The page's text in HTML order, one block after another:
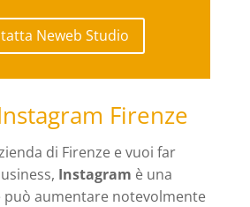
Neweb Studio
Firenze
di Firenze e vuoi far
Instagram è una
aumentare notevolmente